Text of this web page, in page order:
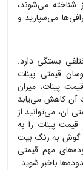
شناخته می‌شوند،
می‌سپارید و
بستگی دارد.
قیمتی پینات
قیمت پینات، میزان
آن کاهش می‌یابد
آن، می‌توانید از
قیمتپینات را به
گوش به زنگ بیت
مهم قیمتی
باخبر شوید.